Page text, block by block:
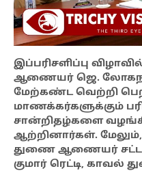
இப்பரிசளிப்பு
ஆணையர் ஜெ.
மேற்கண்ட வெற்றி
மாணக்கர்களுக்கும்
சான்றிதழ்களை வழங்கி
ஆற்றினார்கள்.
துணை ஆணையர் சட்டம்
குமார் ரெட்டி,